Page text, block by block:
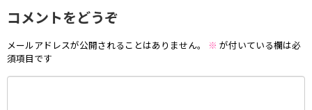
コメントをどうぞ
メールアドレスが公開されることはありません。 ※ が付いている欄は必
須項目です